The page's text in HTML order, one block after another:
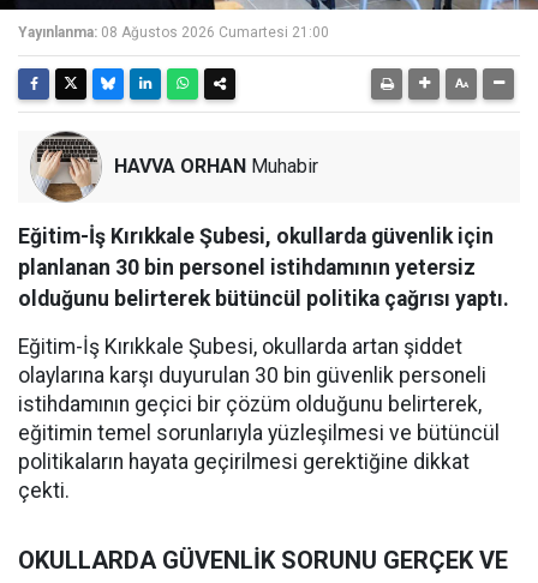
Yayınlanma: 08 Ağustos 2026 Cumartesi 21:00
HAVVA ORHAN Muhabir
Eğitim-İş Kırıkkale Şubesi, okullarda güvenlik için
planlanan 30 bin personel istihdamının yetersiz
olduğunu belirterek bütüncül politika çağrısı yaptı.
Eğitim-İş Kırıkkale Şubesi, okullarda artan şiddet
olaylarına karşı duyurulan 30 bin güvenlik personeli
istihdamının geçici bir çözüm olduğunu belirterek,
eğitimin temel sorunlarıyla yüzleşilmesi ve bütüncül
politikaların hayata geçirilmesi gerektiğine dikkat
çekti.
OKULLARDA GÜVENLİK SORUNU GERÇEK VE